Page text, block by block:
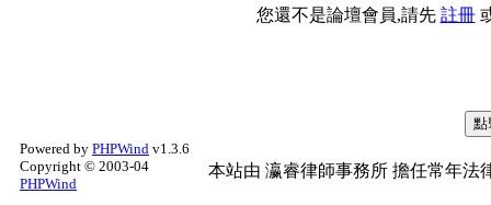
您還不是論壇會員,請先 註冊
Powered by PHPWind v1.3.6
Copyright © 2003-04
PHPWind
本站由 瀛睿律師事務所 擔任常年法